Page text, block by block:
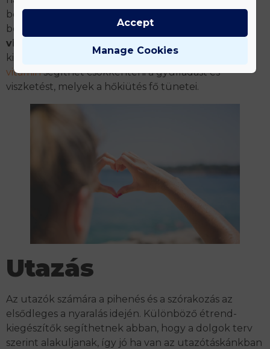
bőrvédő tulajdonságokkal rendelkezik, rendszeres
bevitele csökkenti a hőkiütések előfordulását.
vitamin
kialakulásában. Antihisztamin aktivitása miatt a
vitaminsegíthet csökkenteni a gyulladást és
viszketést, melyek a hőkiütés fő tünetei.
Utazás
Az utazók számára a pihenés és a szórakozás az
elsődleges a nyaralás idején. Különböző étrend-
kiegészítők segíthetnek abban, hogy a dolgok terv
szerint alakuljanak, így jó ha van az utazótáskánkban
Manage Cookies
Accept